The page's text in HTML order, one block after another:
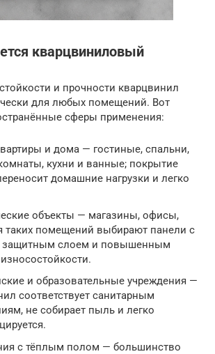
кварцвиниловый
и прочности кварцвинил
для любых помещений. Вот
сферы применения:
и дома — гостиные, спальни,
кухни и ванные; покрытие
домашние нагрузки и легко
объекты — магазины, офисы,
таких помещений выбирают панели с
защитным слоем и повышенным
и образовательные учреждения —
соответствует санитарным
не собирает пыль и легко
с тёплым полом — большинство